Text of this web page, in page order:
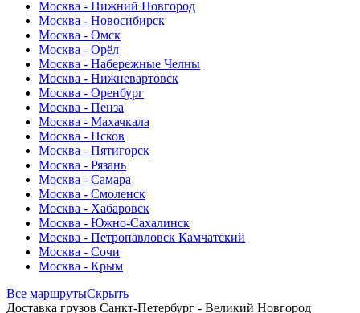
Москва - Нижний Новгород
Москва - Новосибирск
Москва - Омск
Москва - Орёл
Москва - Набережные Челны
Москва - Нижневартовск
Москва - Оренбург
Москва - Пенза
Москва - Махачкала
Москва - Псков
Москва - Пятигорск
Москва - Рязань
Москва - Самара
Москва - Смоленск
Москва - Хабаровск
Москва - Южно-Сахалинск
Москва - Петропавловск Камчатский
Москва - Сочи
Москва - Крым
Все маршрутыСкрыть
Доставка грузов Санкт-Петербург - Великий Новгород